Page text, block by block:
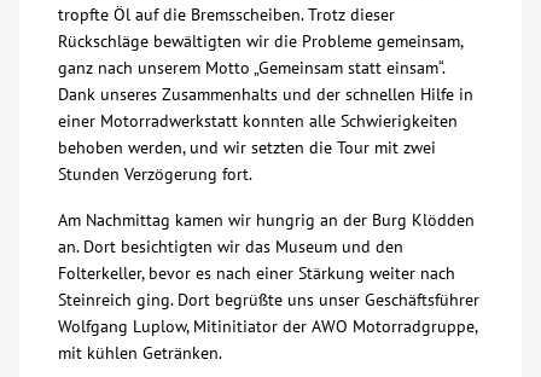
Mitmachen
Karriere
Ausbildung
Glossar
Suche
tropfte Öl auf die Bremsscheiben. Trotz dieser
Rückschläge bewältigten wir die Probleme gemeinsam,
ganz nach unserem Motto „Gemeinsam statt einsam“.
Dank unseres Zusammenhalts und der schnellen Hilfe in
einer Motorradwerkstatt konnten alle Schwierigkeiten
behoben werden, und wir setzten die Tour mit zwei
Stunden Verzögerung fort.
Am Nachmittag kamen wir hungrig an der Burg Klödden
an. Dort besichtigten wir das Museum und den
Folterkeller, bevor es nach einer Stärkung weiter nach
Steinreich ging. Dort begrüßte uns unser Geschäftsführer
Wolfgang Luplow, Mitinitiator der AWO Motorradgruppe,
mit kühlen Getränken.